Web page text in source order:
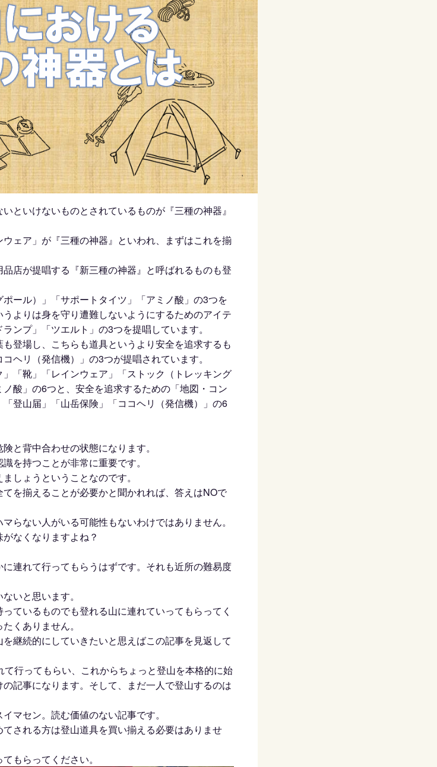
といけないものとされているものが『三種の神器』
ェア」が『三種の神器』といわれ、まずはこれを揃
店が提唱する『新三種の神器』と呼ばれるものも登
ール）」「サポートタイツ」「アミノ酸」の3つを
よりは身を守り遭難しないようにするためのアイテ
ンプ」「ツエルト」の3つを提唱しています。
登場し、こちらも道具というより安全を追求するも
ヘリ（発信機）」の3つが提唱されています。
「靴」「レインウェア」「ストック（トレッキング
酸」の6つと、安全を追求するための「地図・コン
登山届」「山岳保険」「ココヘリ（発信機）」の6
と背中合わせの状態になります。
を持つことが非常に重要です。
しょうということなのです。
を揃えることが必要かと聞かれれば、答えはNOで
らない人がいる可能性もないわけではありません。
なくなりますよね？
連れて行ってもらうはずです。それも近所の難易度
いと思います。
ているものでも登れる山に連れていってもらってく
くありません。
継続的にしていきたいと思えばこの記事を見返して
行ってもらい、これからちょっと登山を本格的に始
記事になります。そして、まだ一人で登山するのは
マセン。読む価値のない記事です。
される方は登山道具を買い揃える必要はありませ
もらってください。